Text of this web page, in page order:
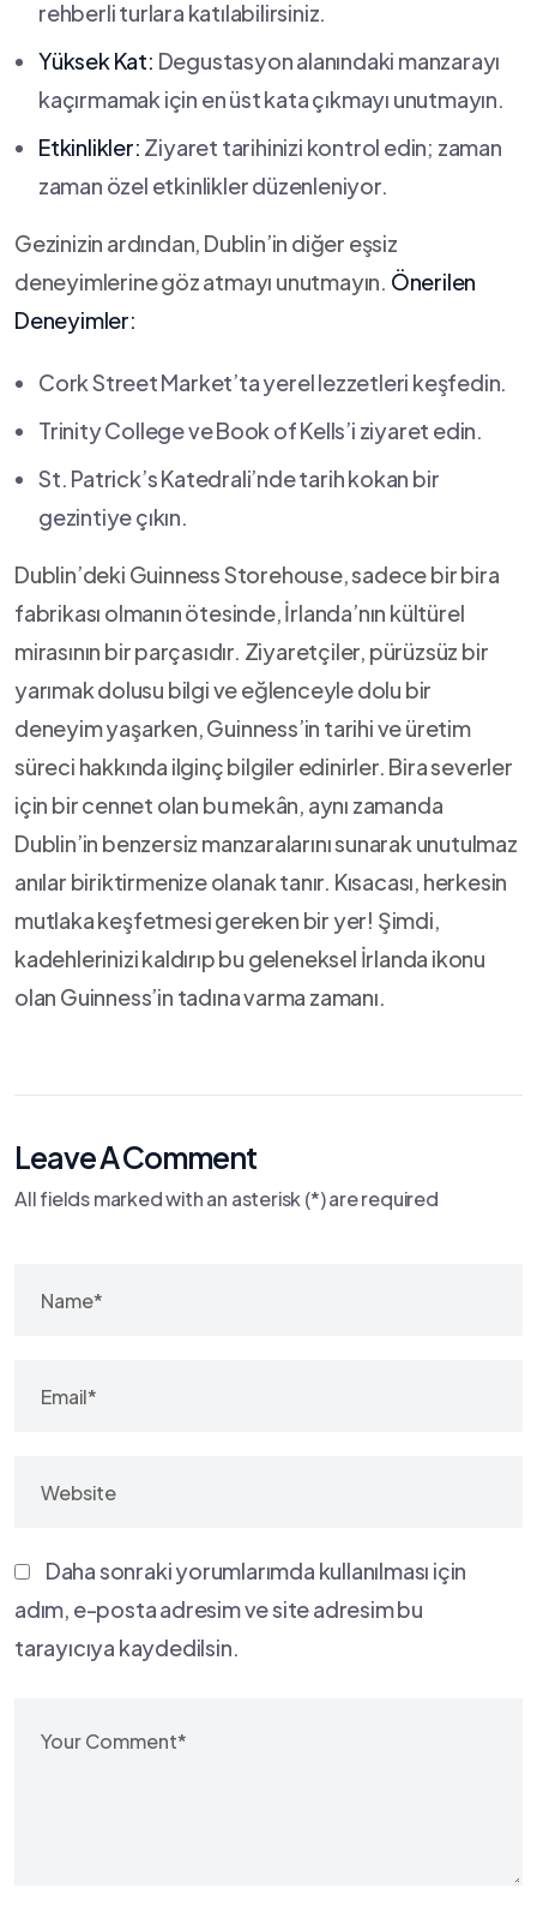
rehberli turlara katılabilirsiniz.
Yüksek Kat: Degustasyon alanındaki manzarayı⁤
kaçırmamak için en üst kata çıkmayı unutmayın.
Etkinlikler: Ziyaret tarihinizi kontrol edin; zaman
⁤zaman özel etkinlikler düzenleniyor.
Gezinizin ardından, Dublin’in diğer eşsiz
deneyimlerine göz atmayı unutmayın. Önerilen
Deneyimler:
Cork Street ⁣Market’ta yerel lezzetleri keşfedin.
Trinity College ve⁤ Book ⁣of Kells’i ziyaret edin.
St. Patrick’s Katedrali’nde tarih kokan bir
gezintiye çıkın.
Dublin’deki Guinness Storehouse,‌ sadece bir bira
fabrikası olmanın ötesinde, İrlanda’nın kültürel
mirasının bir⁣ parçasıdır. Ziyaretçiler, pürüzsüz bir
yarımak⁤ dolusu bilgi ve eğlenceyle dolu bir
deneyim yaşarken, Guinness’in tarihi ve üretim
süreci hakkında​ ilginç bilgiler edinirler. Bira severler
için bir cennet olan bu mekân, aynı zamanda
Dublin’in benzersiz manzaralarını sunarak unutulmaz
anılar biriktirmenize olanak tanır. Kısacası, herkesin
mutlaka keşfetmesi gereken bir yer! Şimdi,
kadehlerinizi kaldırıp bu geleneksel İrlanda ikonu
olan Guinness’in tadına varma zamanı.
Leave A Comment
All fields marked with an asterisk (*) are required
Daha sonraki yorumlarımda kullanılması için
adım, e-posta adresim ve site adresim bu
tarayıcıya kaydedilsin.